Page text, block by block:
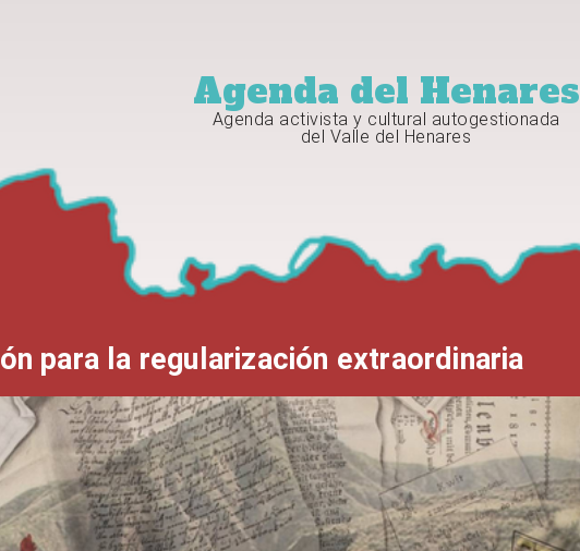
Agenda del Henares
Agenda activista y cultural autogestionada
del Valle del Henares
para la regularización extraordinaria